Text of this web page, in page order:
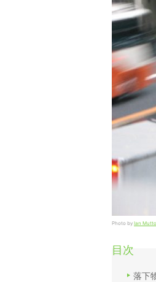
Photo by Ian
目次
落下